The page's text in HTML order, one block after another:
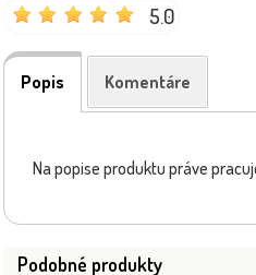
5.0
Popis Komentáre
Na popise produktu práve
Podobné produkty